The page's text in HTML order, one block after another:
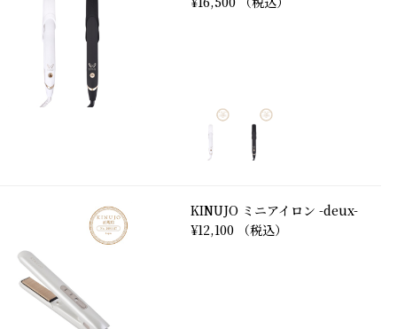
KINUJO ミニアイロン -deux-
¥12,100 （税込）